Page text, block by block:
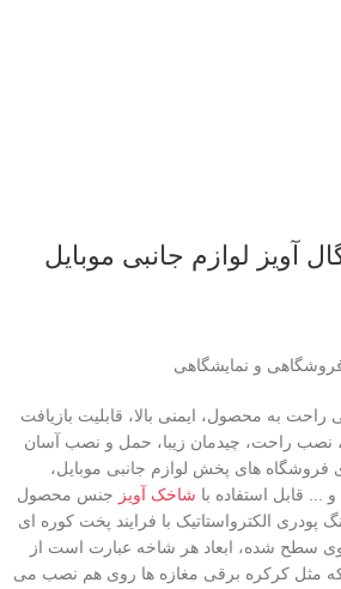
آویز لوازم جانبی موبایل
و نمایشگاهی
به محصول، ایمنی بالا، قابلیت بازیافت
راحت، چیدمان زیبا، حمل و نصب آسان
فروشگاه های پخش لوازم جانبی موبایل،
قابل استفاده با شاخک آویز جنس محصول
پودری الکترواستاتیک با فرایند پخت کوره ای
سطح شده، ابعاد هر شاخه عبارت است از
قد 15 سانت، که مثل کرکره برقی مغازه ها روی هم نصب می